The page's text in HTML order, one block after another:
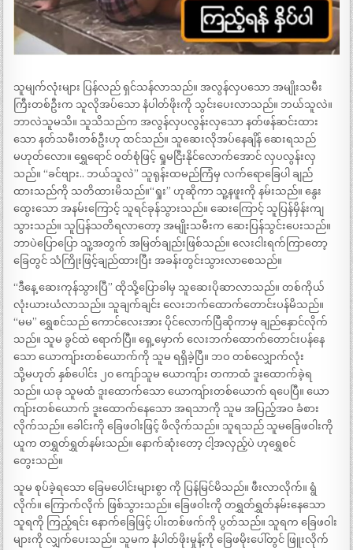
သူမျက်လုံးများ ပြန်လည် ရှင်သန်လာသည်။ အလွန်လှပသော အမျိုးသမီး
ကြီးတစ်ဦးက သူလိုအပ်သော နံပါတ်ဖိုးကို သွင်းပေးလာသည်။ ဘယ်သူလဲ။
ဘာလဲသူမသိ။ သူသိသည်က အလွန်လှပလွန်းလှသော နတ်ဖန်ဆင်းထား
သော နတ်သမီးတစ်ဦးဟု ထင်သည်။ သူဆေးလိုအပ်နေချိန် ဆေးရသည်
မဟုတ်လော။ ရွှေရောင် ဝတ်စုံဖြင့် ရှုမငြီးနိုင်လောက်အောင် လှပလွန်းလှ
သည်။ “ခင်ဗျား.. ဘယ်သူလဲ” သူရုန်းထမည်ကြံမှ လက်ရောခြေပါ ချည်
ထားသည်ကို သတိထားမိသည်။“ရှုး” ဟုဆိုကာ သူ့နဖူးကို နမ်းသည်။ နွေး
ထွေးသော အနမ်းကြောင့် သူရင်ခုန်သွားသည်။ ဆေးကြောင့် သူပြန်မှိန်းကျ
သွားသည်။ သူပြန်သတိရလာတော့ အမျိုးသမီးက ဆေးပြန်သွင်းပေးသည်။
ဘာပဲပြောပြော သူ့အတွက် အမြတ်ချည်းဖြစ်သည်။ လေးငါးရက်ကြာတော့
ခြေတွင် သံကြိုးဖြင့်ချည်ထားပြီး အခန်းတွင်းသွားလာစေသည်။
“ဒီနေ့ ဆေးကုန်သွားပြီ” ထိုသို့ပြောခါမှ သူဆေးပိုဆာလာသည်။ တစ်ကိုယ်
လုံးယားယံလာသည်။ သူချက်ချင်း လေးဘက်ထောက်တောင်းပန်မိသည်။
“မမ” ရွှေစင်သည် ကောင်လေးအား ပိုင်လောက်ပြီဆိုကာမှ ချည်နှောင်လိုက်
သည်။ သူမ ခွင်ထဲ ရောက်ပြီ။ ရှေ့မှောက် လေးဘက်ထောက်တောင်းပန်နေ
သော ယောကျ်ားတစ်ယောက်ကို သူမ ရရှိခဲ့ပြီ။ ဘဝ တစ်လျှောက်လုံး
သို့မဟုတ် နှစ်ပေါင်း ၂၀ ကျော်သူမ ယောကျ်ား တကာထံ ဒူးထောက်ခဲ့ရ
သည်။ ယခု သူမထံ ဒူးထောက်သော ယောကျ်ားတစ်ယောက် ရပေပြီ။ ယော
ကျ်ားတစ်ယောက် ဒူးထောက်နေသော အရသာကို သူမ အပြည့်အဝ ခံစား
လိုက်သည်။ ခေါင်းကို ခြေဖဝါးဖြင့် ဖိလိုက်သည်။ သူရသည် သူမခြေဖဝါးကို
ယူက တရွှတ်ရွှတ်နမ်းသည်။ နောက်ဆုံးတော့ ငါ့အလှည့်ပဲ ဟုရွှေစင်
တွေးသည်။
သူမ စုပ်ခဲ့ရသော ခြေမပေါင်းများစွာ ကို ပြန်မြင်မိသည်။ ဖီးလာလိုက်။ ရွံ
လိုက်။ ကြောက်လိုက် ဖြစ်သွားသည်။ ခြေဖဝါးကို တရွှတ်ရွှတ်နမ်းနေသော
သူရကို ကြည့်ရင်း နောက်ခြေဖြင့် ပါးတစ်ဖက်ကို ပွတ်သည်။ သူရက ခြေဖဝါး
များကို လျှက်ပေးသည်။ သူမက နံပါတ်ဖိုးမှုန့်ကို ခြေဖမိုးပေါ်တွင် ဖြူးလိုက်